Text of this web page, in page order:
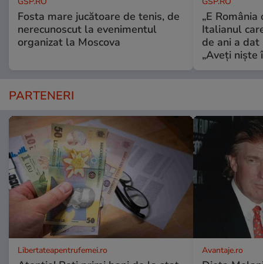
Fosta mare jucătoare de tenis, de
nerecunoscut la evenimentul
organizat la Moscova
„E
Italianul
de ani a
„Aveți niște
PARTENERI
Libertateapentrufemei.ro Avantaje.ro